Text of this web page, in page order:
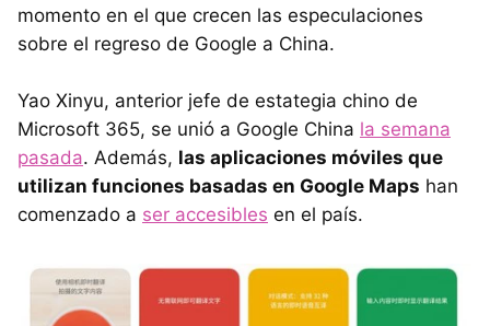
momento en el que crecen las especulaciones
sobre el regreso de Google a China.
Yao Xinyu, anterior jefe de estategia chino de
Microsoft 365, se unió a Google China la semana
pasada. Además, las aplicaciones móviles que
utilizan funciones basadas en Google Maps han
comenzado a ser accesibles en el país.